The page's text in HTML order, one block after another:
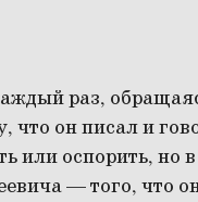
раз,
он писал и
или оспорить, но в
— того, что